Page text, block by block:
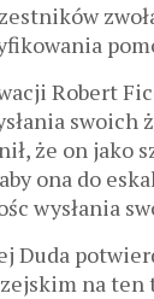
Robert
że on jako
ona do
wysłania
Duda
na